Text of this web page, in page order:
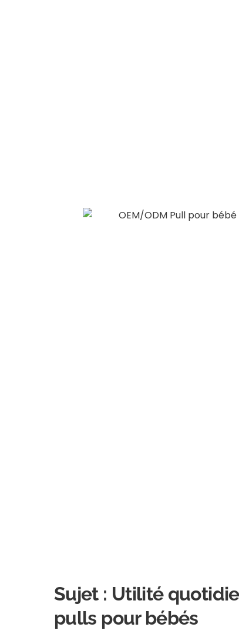
Sujet : Utilité
pulls pour bébés